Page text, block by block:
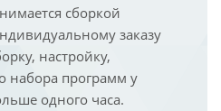
сборкой
заказу
настройку,
набора программ у
одного часа.